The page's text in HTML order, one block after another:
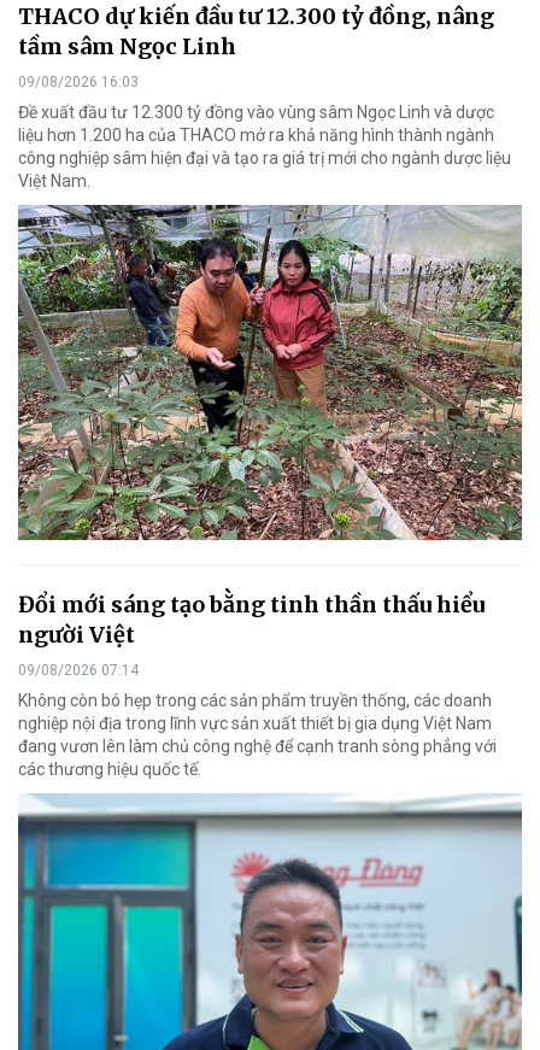
THACO dự kiến đầu tư 12.300 tỷ đồng, nâng
tầm sâm Ngọc Linh
09/08/2026 16:03
Đề xuất đầu tư 12.300 tỷ đồng vào vùng sâm Ngọc Linh và dược
liệu hơn 1.200 ha của THACO mở ra khả năng hình thành ngành
công nghiệp sâm hiện đại và tạo ra giá trị mới cho ngành dược liệu
Việt Nam.
Đổi mới sáng tạo bằng tinh thần thấu hiểu
người Việt
09/08/2026 07:14
Không còn bó hẹp trong các sản phẩm truyền thống, các doanh
nghiệp nội địa trong lĩnh vực sản xuất thiết bị gia dụng Việt Nam
đang vươn lên làm chủ công nghệ để cạnh tranh sòng phẳng với
các thương hiệu quốc tế.